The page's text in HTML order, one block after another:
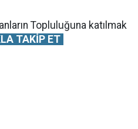
Topluluğuna katılmak
TAKİP ET